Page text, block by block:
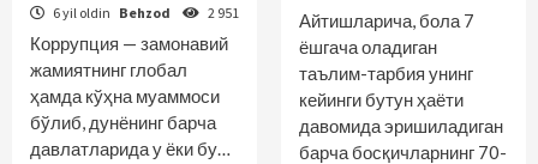
6 yil oldin Behzod 2 951
Коррупция — замонавий
жамиятнинг глобал
ҳамда кўҳна муаммоси
бўлиб, дунёнинг барча
давлатларида у ёки бу…
Айтишларича, бола 7
ёшгача оладиган
таълим-тарбия унинг
кейинги бутун ҳаёти
давомида эришиладиган
барча босқичларнинг 70-